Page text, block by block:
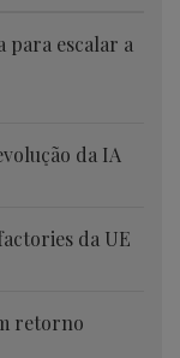
para escalar a
da IA
da UE
retorno